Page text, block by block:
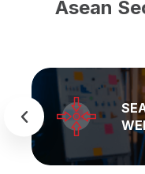
Asean
WEB